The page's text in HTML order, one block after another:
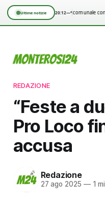
Ultime notizie 20:12—°
Consiglio comunale
REDAZIONE
“Feste a
Pro Loco
accusa
Redazione
27 ago 2025 —1